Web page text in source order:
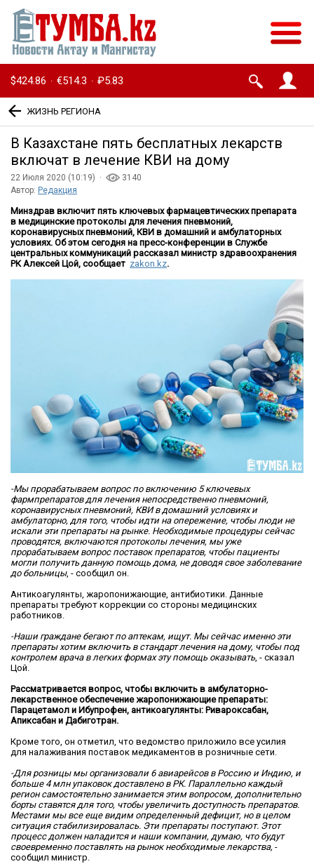
$424.86 · €514.3 · ₽5.83
ЖИЗНЬ РЕГИОНА
В Казахстане пять бесплатных лекарств
включат в лечение КВИ на дому
22 Июля 2020 (10:19) ·
3140
Автор: Редакция
Минздрав включит пять ключевых фармацевтических препарата
в медицинские протоколы для лечения пневмоний,
коронавирусных пневмоний, КВИ в домашний и амбулаторных
условиях. Об этом сегодня на пресс-конференции в Службе
центральных коммуникаций рассказал министр здравоохранения
РК Алексей Цой, сообщает zakon.kz.
-Мы прорабатываем вопрос по включению 5 ключевых
фармпрепаратов для лечения непосредственно пневмоний,
коронавирусных пневмоний, КВИ в домашний условиях и
амбулаторно, для того, чтобы идти на опережение, чтобы люди не
искали эти препараты на рынке. Необходимые процедуры сейчас
проводятся, включаются протоколы лечения, мы уже
прорабатываем вопрос поставок препаратов, чтобы пациенты
могли получить данную помощь дома, не доводя свое заболевание
до больницы, - сообщил он.
Антикоагулянты, жаропонижающие, антибиотики. Данные
препараты требуют коррекции со стороны медицинских
работников.
-Наши граждане бегают по аптекам, ищут. Мы сейчас именно эти
препараты хотим включить в стандарт лечения на дому, чтобы под
контролем врача в легких формах эту помощь оказывать, - сказал
Цой.
Рассматривается вопрос, чтобы включить в амбулаторно-
лекарственное обеспечение жаропонижающие препараты:
Парацетамол и Ибупрофен, антикоагулянты: Ривароксабан,
Апиксабан и Дабиготран.
Кроме того, он отметил, что ведомство приложило все усилия
для налаживания поставок медикаментов в розничные сети.
-Для розницы мы организовали 6 авиарейсов в Россию и Индию, и
больше 4 млн упаковок доставлено в РК. Параллельно каждый
регион самостоятельно занимается этим вопросом, дополнительно
борты ставятся для того, чтобы увеличить доступность препаратов.
Местами мы все еще видим определенный дефицит, но в целом
ситуация стабилизировалась. Эти препараты поступают. Этот
процесс должен наладится и наши компании, думаю, что будут
своевременно поставлять на рынок необходимые лекарства, -
сообщил министр.